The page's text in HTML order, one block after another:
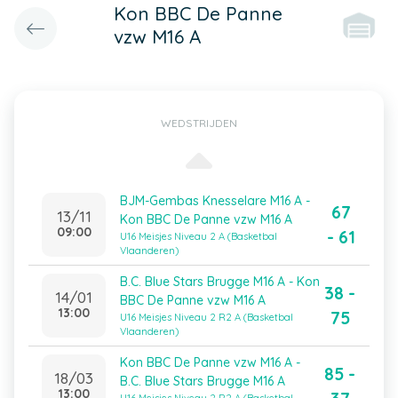
Kon BBC De Panne
vzw M16 A
WEDSTRIJDEN
13/11
09:00
BJM-Gembas Knesselare M16 A -
Kon BBC De Panne vzw M16 A
U16 Meisjes Niveau 2 A (Basketbal
Vlaanderen)
67
- 61
14/01
13:00
B.C. Blue Stars Brugge M16 A - Kon
BBC De Panne vzw M16 A
U16 Meisjes Niveau 2 R2 A (Basketbal
Vlaanderen)
38 -
75
18/03
13:00
Kon BBC De Panne vzw M16 A -
B.C. Blue Stars Brugge M16 A
85 -